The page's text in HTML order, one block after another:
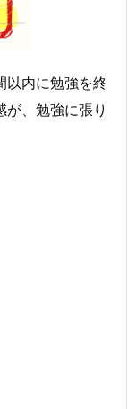
以内に勉強を終
、勉強に張り